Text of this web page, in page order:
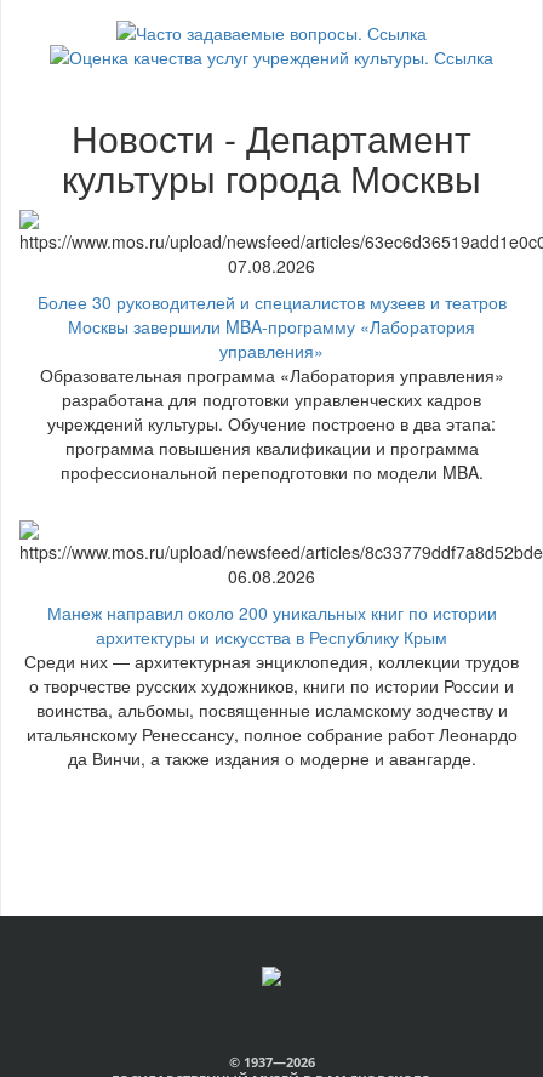
Новости - Департамент
культуры города Москвы
07.08.2026
Более 30 руководителей и специалистов музеев и театров
Москвы завершили MBA-программу «Лаборатория
управления»
Образовательная программа «Лаборатория управления»
разработана для подготовки управленческих кадров
учреждений культуры. Обучение построено в два этапа:
программа повышения квалификации и программа
профессиональной переподготовки по модели MBA.
06.08.2026
Манеж направил около 200 уникальных книг по истории
архитектуры и искусства в Республику Крым
Среди них — архитектурная энциклопедия, коллекции трудов
о творчестве русских художников, книги по истории России и
воинства, альбомы, посвященные исламскому зодчеству и
итальянскому Ренессансу, полное собрание работ Леонардо
да Винчи, а также издания о модерне и авангарде.
© 1937—2026